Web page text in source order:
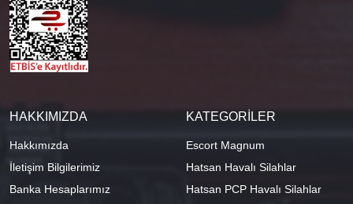
HAKKIMIZDA
Hakkımızda
İletişim Bilgilerimiz
Banka Hesaplarımız
KATEGORİLER
Escort Magnum
Hatsan Havalı Silahlar
Hatsan PCP Havalı Silahlar